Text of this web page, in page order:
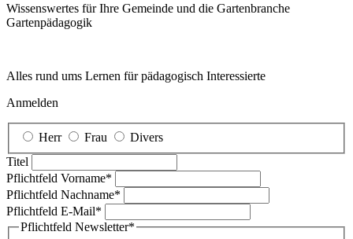
Wissenswertes für Ihre Gemeinde und die Gartenbranche
Garten­pädagogik
Alles rund ums Lernen für pädagogisch Interessierte
Anmelden
Herr Frau
Divers
Titel
Pflichtfeld Vorname*
Pflichtfeld Nachname*
Pflichtfeld E-Mail*
Pflichtfeld Newsletter*